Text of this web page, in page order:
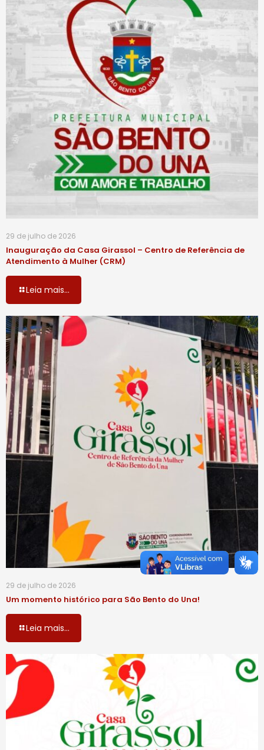
29 de julho de 2026
Inauguração da Casa Girassol – Centro de Referência de
Atendimento à Mulher (CRM)
Leia mais...
29 de julho de 2026
Um momento histórico para São Bento do Una!
Leia mais...